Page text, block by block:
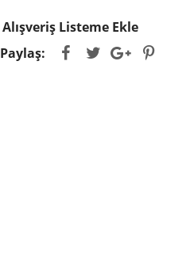
Alışveriş Listeme Ekle
Paylaş: